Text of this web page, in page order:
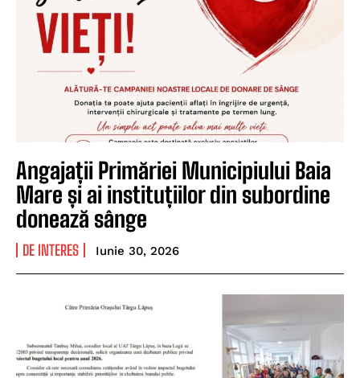
Angajații Primăriei Municipiului Baia
Mare și ai instituțiilor din subordine
donează sânge
DE INTERES Iunie 30, 2026